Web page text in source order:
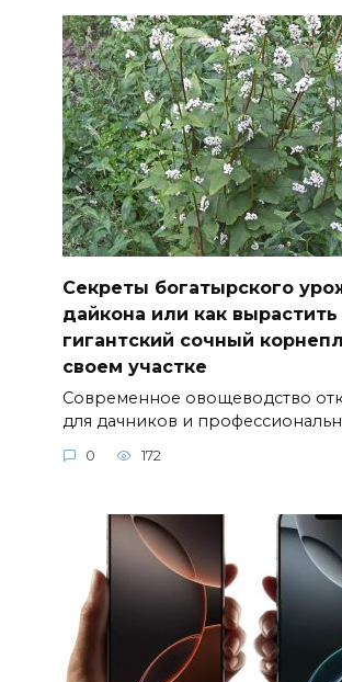
Секреты богатырского
дайкона или как вырастить
гигантский сочный
своем участке
Современное овощеводство
для дачников и
0 172